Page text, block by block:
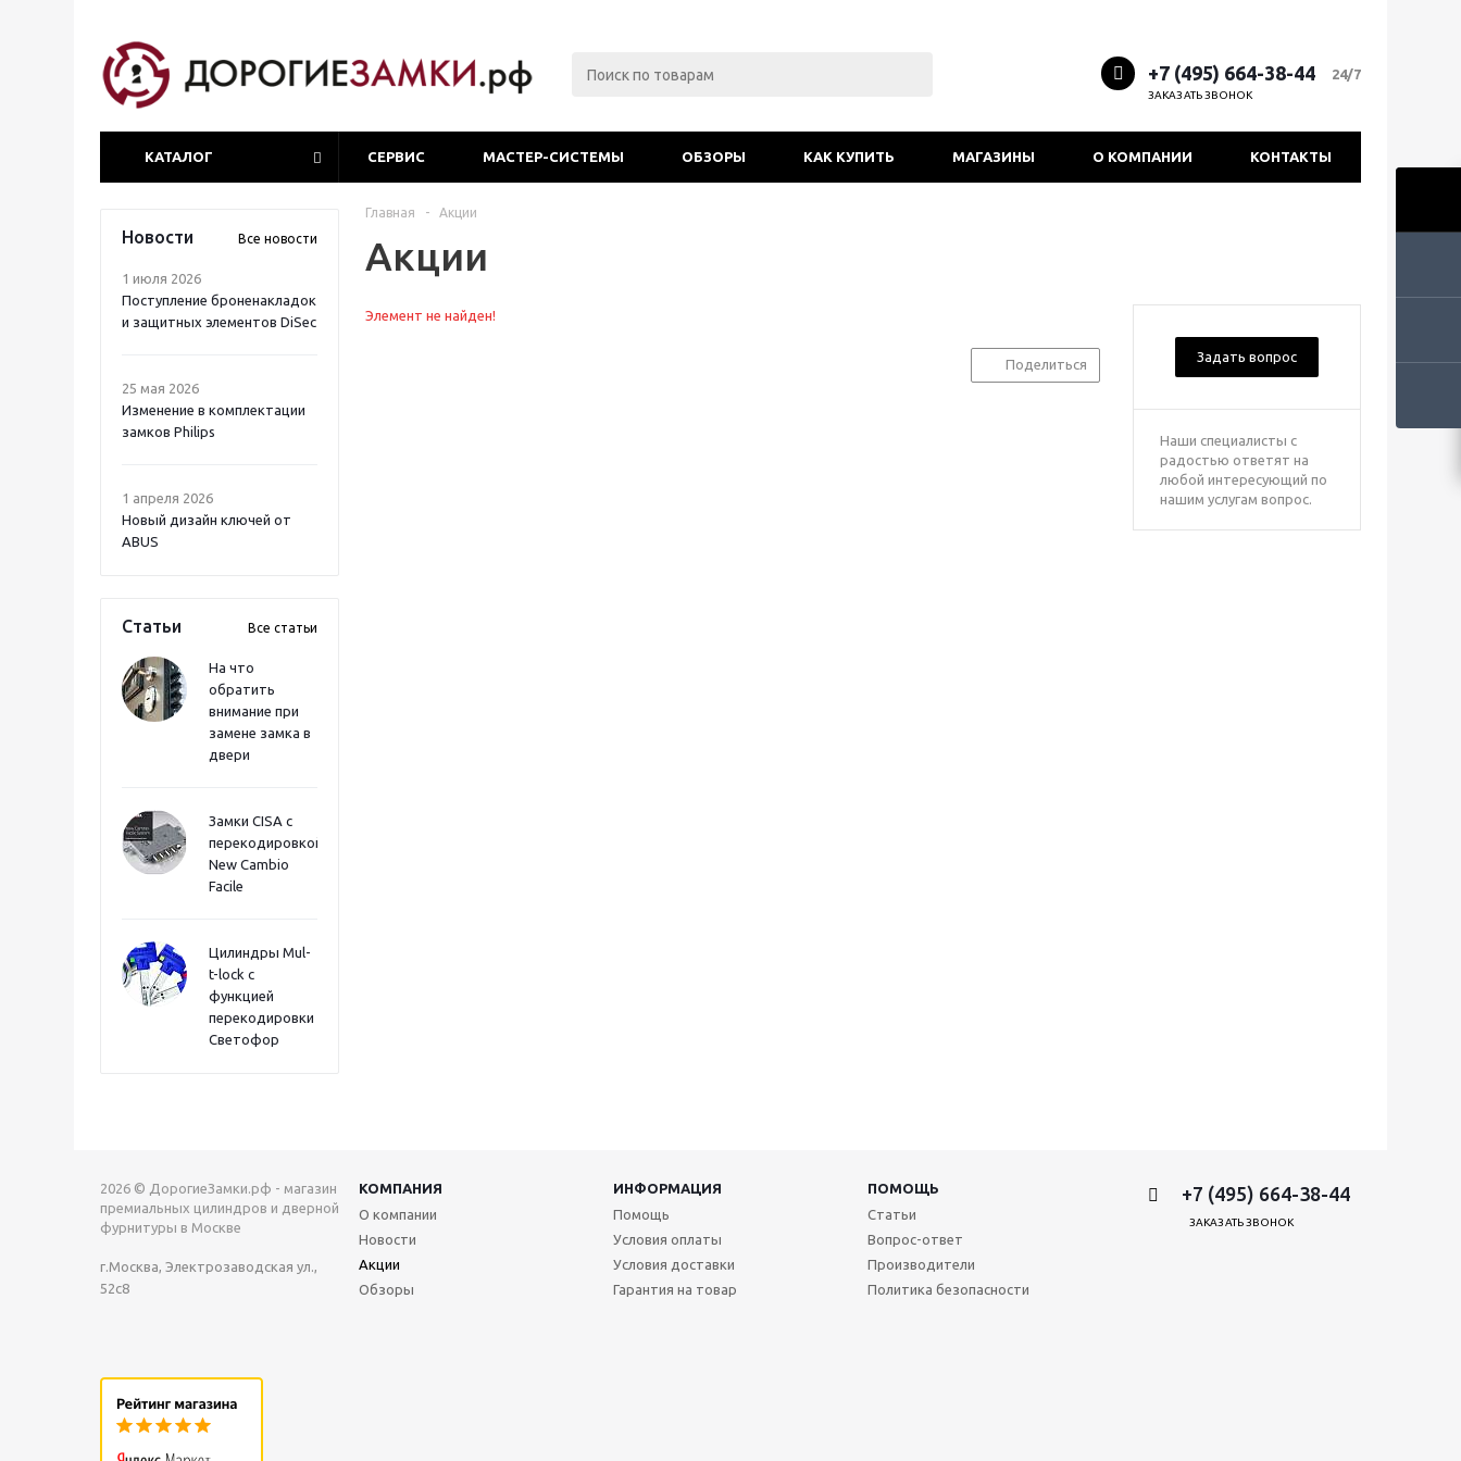
+7 (495) 664-38-44 24/7
ЗАКАЗАТЬ ЗВОНОК
КАТАЛОГ СЕРВИС МАСТЕР-СИСТЕМЫ ОБЗОРЫ КАК КУПИТЬ МАГАЗИНЫ О КОМПАНИИ КОНТАКТЫ
Новости Все новости
1 июля 2026
Поступление броненакладок
и защитных элементов DiSec
25 мая 2026
Изменение в комплектации
замков Philips
1 апреля 2026
Новый дизайн ключей от
ABUS
Статьи Все статьи
На что
обратить
внимание при
замене замка в
двери
Замки CISA с
перекодировкой
New Cambio
Facile
Цилиндры Mul-
t-lock с
функцией
перекодировки
Светофор
Главная - Акции
Акции
Задать вопрос
Наши специалисты с
радостью ответят на
любой интересующий по
нашим услугам вопрос.
Элемент не найден!
Поделиться
2026 © ДорогиеЗамки.рф - магазин
премиальных цилиндров и дверной
фурнитуры в Москве
г.Москва, Электрозаводская ул.,
52с8
КОМПАНИЯ ИНФОРМАЦИЯ
ПОМОЩЬ
О компании
Новости
Акции
Обзоры
Помощь
Условия оплаты
Условия доставки
Гарантия на товар
Статьи
Вопрос-ответ
Производители
Политика безопасности
+7 (495) 664-38-44
ЗАКАЗАТЬ ЗВОНОК